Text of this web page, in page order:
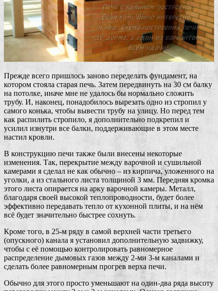
Прежде всего пришлось заново переделать фундамент, на
котором стояла старая печь. Затем передвинуть на 30 см балку
на потолке, иначе мне не удалось бы нормально сложить
трубу. И, наконец, понадобилось вырезать одно из стропил у
самого конька, чтобы вывести трубу на улицу. Но перед тем
как распилить стропило, я дополнительно подкрепил и
усилил изнутри все балки, поддерживающие в этом месте
настил кровли.
В конструкцию печи также были внесены некоторые
изменения. Так, перекрытие между варочной и сушильной
камерами я сделал не как обычно – из кирпича, уложенного на
уголки, а из стального листа толщиной 3 мм. Передняя кромка
этого листа опирается на арку варочной камеры. Металл,
благодаря своей высокой теплопроводности, будет более
эффективно передавать тепло от кухонной плиты, и на нём
всё будет значительно быстрее сохнуть.
Кроме того, в 25-м ряду в самой верхней части третьего
(опускного) канала я установил дополнительную задвижку,
чтобы с её помощью контролировать равномерное
распределение дымовых газов между 2-ми 3-м каналами и
сделать более равномерным прогрев верха печи.
Обычно для этого просто уменьшают на один-два ряда высоту